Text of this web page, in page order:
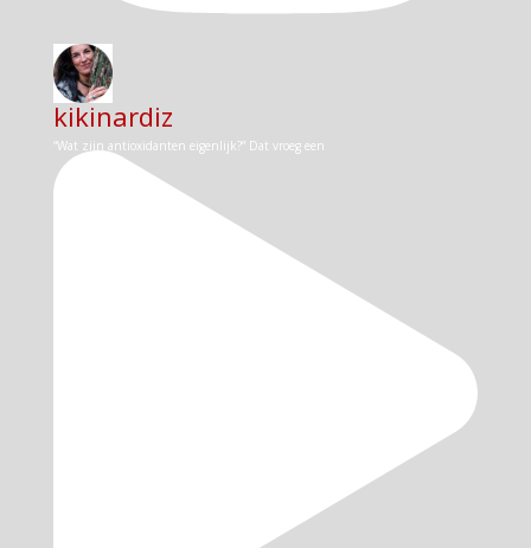
kikinardiz
“Wat zijn antioxidanten eigenlijk?” Dat vroeg een